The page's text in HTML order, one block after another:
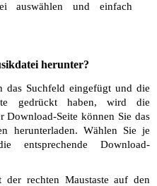
auswählen und einfach
herunter?
das Suchfeld eingefügt und die
gedrückt haben, wird die
Download-Seite können Sie das
herunterladen. Wählen Sie je
entsprechende Download-
rechten Maustaste auf den